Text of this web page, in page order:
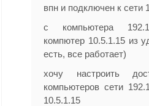
впн и подключен к сети
с компьютера
компютер 10.5.1.15 из
есть, все работает)
хочу настроить
компьютеров сети
10.5.1.15